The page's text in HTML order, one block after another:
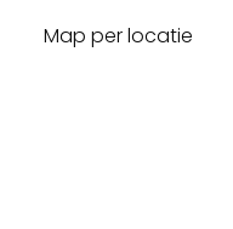
Map per locatie